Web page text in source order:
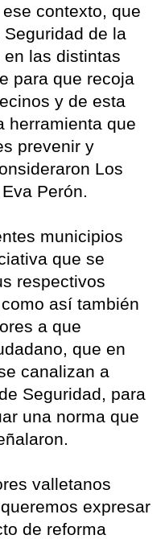
contexto, que
de la
las distintas
para que recoja
y de esta
herramienta que
prevenir y
Los
Perón.
municipios
que se
respectivos
así también
a que
que en
canalizan a
Seguridad, para
una norma que
valletanos
expresar
de reforma